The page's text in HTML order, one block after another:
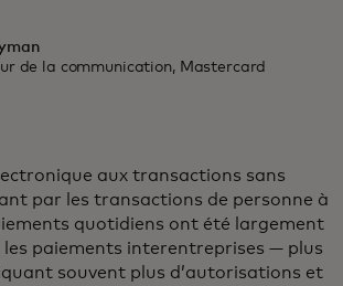
de la communication, Mastercard
aux transactions sans
par les transactions de personne à
quotidiens ont été largement
les paiements interentreprises — plus
souvent plus d’autorisations et